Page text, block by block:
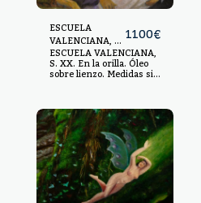
ESCUELA
VALENCIANA, S.
XX.
1100€
ESCUELA VALENCIANA,
S. XX. En la orilla. Óleo
sobre lienzo. Medidas sin
x 165 cm.